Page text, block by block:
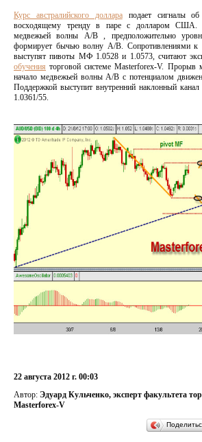
Курс австралийского доллараподает сигналы об
восходящему тренду в паре с долларом США.
медвежьей волны А/В , предположительно
формирует бычью волну А/В. Сопротивлениями к
выступят пивоты МФ 1.0528 и 1.0573, считают
обучения торговой системе Masterforex-V. Прорыв
начало медвежьей волны А/В с потенциалом
Поддержкой выступит внутренний наклонный
1.0361/55.
22 августа 2012 г. 00:03
Автор: Эдуард Кульченко, эксперт факультета
Masterforex-V